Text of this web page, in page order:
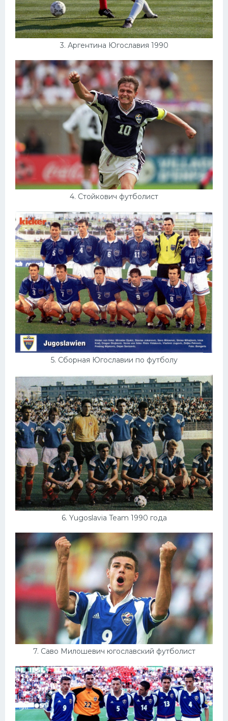
3. Аргентина Югославия 1990
4. Стойкович футболист
5. Сборная Югославии по футболу
6. Yugoslavia Team 1990 года
7. Саво Милошевич югославский футболист